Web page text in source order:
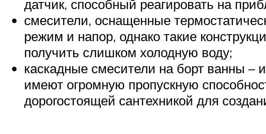
датчик, способный реагировать на
смесители, оснащенные
режим и напор, однако такие
получить слишком холодную воду;
каскадные смесители на борт ванны –
имеют огромную пропускную
дорогостоящей сантехникой для